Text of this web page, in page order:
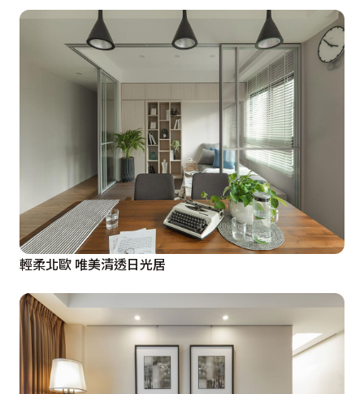
輕柔北歐 唯美清透日光居